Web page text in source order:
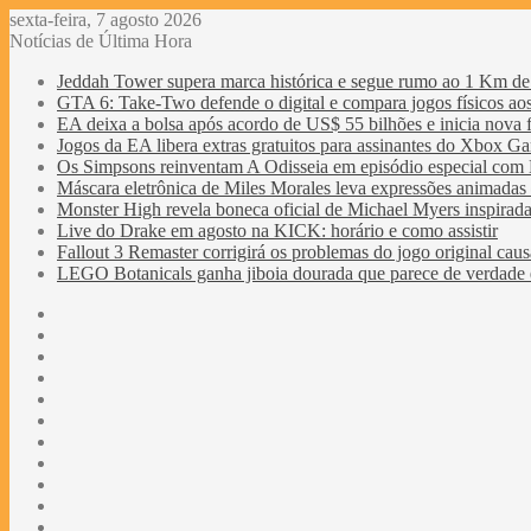
sexta-feira, 7 agosto 2026
Notícias de Última Hora
Jeddah Tower supera marca histórica e segue rumo ao 1 Km
GTA 6: Take-Two defende o digital e compara jogos físicos
EA deixa a bolsa após acordo de US$ 55 bilhões e inicia
Jogos da EA libera extras gratuitos para assinantes do Xbox
Os Simpsons reinventam A Odisseia em episódio especial
Máscara eletrônica de Miles Morales leva expressões
Monster High revela boneca oficial de Michael Myers
Live do Drake em agosto na KICK: horário e como assistir
Fallout 3 Remaster corrigirá os problemas do jogo original
LEGO Botanicals ganha jiboia dourada que parece de verdade